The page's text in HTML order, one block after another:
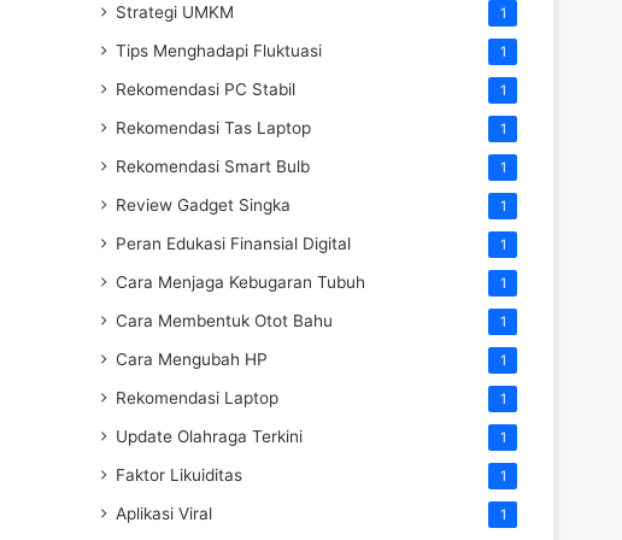
Strategi UMKM 1
Tips Menghadapi Fluktuasi 1
Rekomendasi PC Stabil 1
Rekomendasi Tas Laptop 1
Rekomendasi Smart Bulb 1
Review Gadget Singka 1
Peran Edukasi Finansial Digital 1
Cara Menjaga Kebugaran Tubuh 1
Cara Membentuk Otot Bahu 1
Cara Mengubah HP 1
Rekomendasi Laptop 1
Update Olahraga Terkini 1
Faktor Likuiditas 1
Aplikasi Viral 1